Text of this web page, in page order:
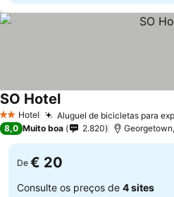
2 Estrelas
Hotel Aluguel de bicicletas para
SO Hotel
8,0 Muito boa 2.820
De € 20
Consulte os preços de 4 sites